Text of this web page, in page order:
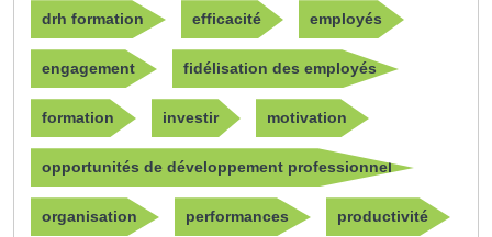
drh formation efficacité employés
engagement fidélisation des employés
formation investir motivation
opportunités de développement professionnel
organisation performances productivité